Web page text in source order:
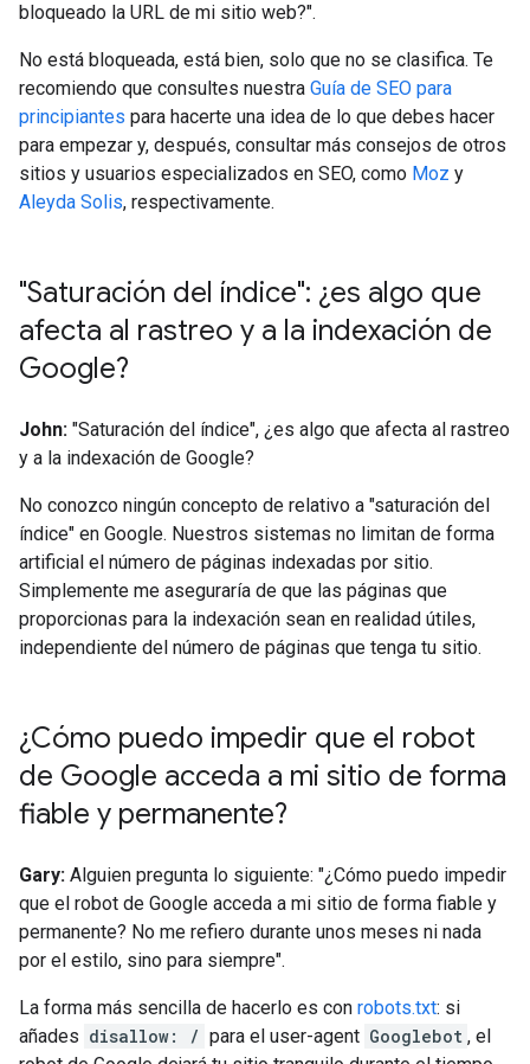
bloqueado la URL de mi sitio web?".
No está bloqueada, está bien, solo que no se clasifica. Te
recomiendo que consultes nuestra Guía de SEO para
principiantes para hacerte una idea de lo que debes hacer
para empezar y, después, consultar más consejos de otros
sitios y usuarios especializados en SEO, como Moz y
Aleyda Solis, respectivamente.
"Saturación del índice": ¿es algo que
afecta al rastreo y a la indexación de
Google?
John: "Saturación del índice", ¿es algo que afecta al rastreo
y a la indexación de Google?
No conozco ningún concepto de relativo a "saturación del
índice" en Google. Nuestros sistemas no limitan de forma
artificial el número de páginas indexadas por sitio.
Simplemente me aseguraría de que las páginas que
proporcionas para la indexación sean en realidad útiles,
independiente del número de páginas que tenga tu sitio.
¿Cómo puedo impedir que el robot
de Google acceda a mi sitio de forma
fiable y permanente?
Gary: Alguien pregunta lo siguiente: "¿Cómo puedo impedir
que el robot de Google acceda a mi sitio de forma fiable y
permanente? No me refiero durante unos meses ni nada
por el estilo, sino para siempre".
La forma más sencilla de hacerlo es con robots.txt: si
añades disallow: / para el user-agent Googlebot , el